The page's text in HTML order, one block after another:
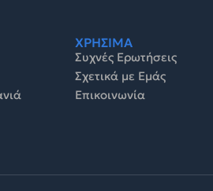
ΧΡΗΣΙΜΑ
Συχνές Ερωτήσεις
Σχετικά με Εμάς
Επικοινωνία